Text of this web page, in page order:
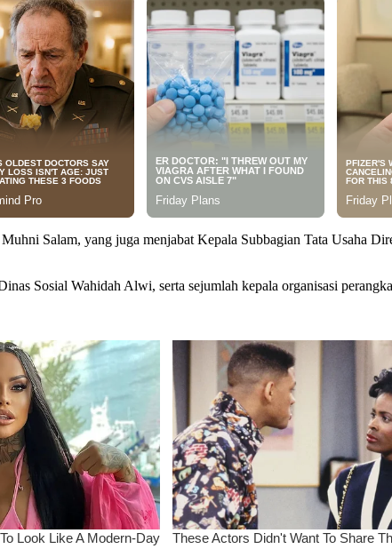
Salam, yang juga menjabat Kepala Subbagian Tata Usaha
Sosial Wahidah Alwi, serta sejumlah kepala organisasi